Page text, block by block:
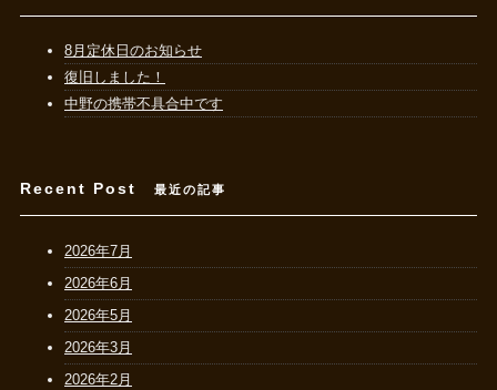
8月定休日のお知らせ
復旧しました！
中野の携帯不具合中です
Recent Post 最近の記事
2026年7月
2026年6月
2026年5月
2026年3月
2026年2月